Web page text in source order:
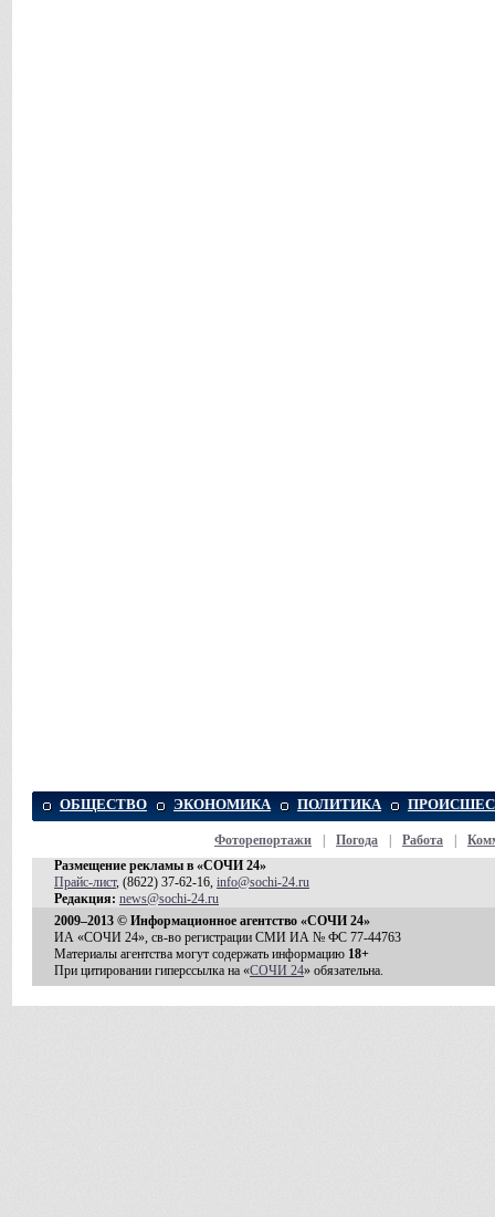
ОБЩЕСТВО ЭКОНОМИКА ПОЛИТИКА
Фоторепортажи Погода Работа
Размещение рекламы в «СОЧИ 24»
Прайс-лист, (8622) 37-62-16, info@sochi-24.ru
Редакция: news@sochi-24.ru
2009–2013 © Информационное агентство «СОЧИ 24»
ИА «СОЧИ 24», св-во регистрации СМИ ИА № ФС 77-44763
Материалы агентства могут содержать информацию 18+
При цитировании гиперссылка на «СОЧИ 24» обязательна.